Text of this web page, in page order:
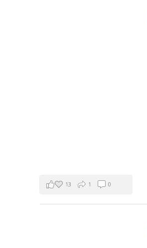
13 1 0